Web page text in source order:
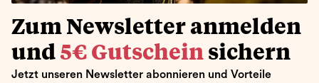
Zum Newsletter anmelden
und 5€ Gutschein sichern
Jetzt unseren Newsletter abonnieren und Vorteile